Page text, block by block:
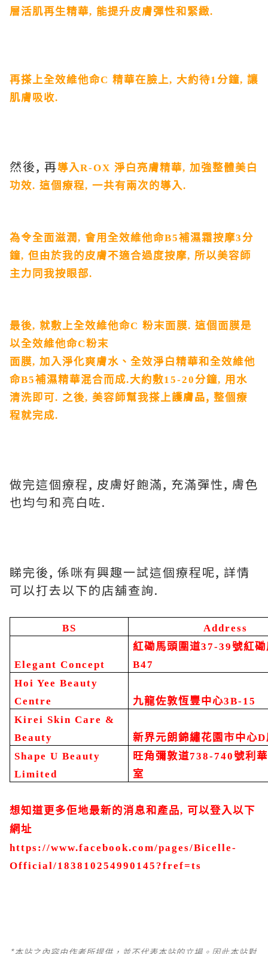
層活肌再生精華, 能提升皮膚彈性和緊緻.
再搽上全效維他命C 精華在臉上, 大約待1分鐘, 讓
肌膚吸收.
然後, 再導入R-OX 淨白亮膚精華, 加強整體美白
功效. 這個療程, 一共有兩次的導入.
為令全面滋潤 , 會用全效維他命B5補濕霜按摩3分
鐘, 但由於我的皮膚不適合過度按摩, 所以美容師
主力同我按眼部.
最後, 就敷上全效維他命C 粉末面膜. 這個面膜是
以全效維他命C粉末
面膜, 加入淨化爽膚水、全效淨白精華和全效維他
命B5補濕精華混合而成.大約敷15-20分鐘, 用水
清洗即可. 之後, 美容師幫我搽上護膚品, 整個療
程就完成.
做完這個療程, 皮膚好飽滿, 充滿彈性, 膚色
也均勻和亮白咗.
睇完後, 係咪有興趣一試這個療程呢, 詳情
可以打去以下的店舖查詢.
BS Address
Elegant Concept
紅磡馬頭圍道37-39號紅
B47
Hoi Yee Beauty
Centre
九龍佐敦恆豐中心3B-15
Kirei Skin Care &
Beauty
新界元朗錦繡花園市中心D
Shape U Beauty
Limited
旺角彌敦道738-740號利
室
想知道更多佢地最新的消息和產品, 可以登入以下
網址
https://www.facebook.com/pages/Bicelle-
Official/183810254990145?fref=ts
*本站之內容由作者所提供，並不代表本站的立場。因此本站對